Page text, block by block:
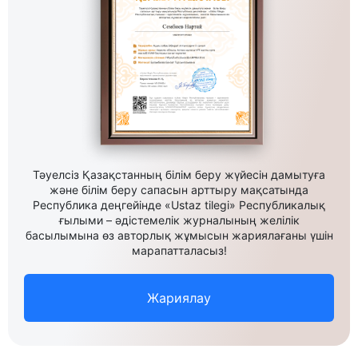
Тәуелсіз Қазақстанның білім беру жүйесін дамытуға
және білім беру сапасын арттыру мақсатында
Республика деңгейінде «Ustaz tilegi» Республикалық
ғылыми – әдістемелік журналының желілік
басылымына өз авторлық жұмысын жариялағаны үшін
марапатталасыз!
Жариялау